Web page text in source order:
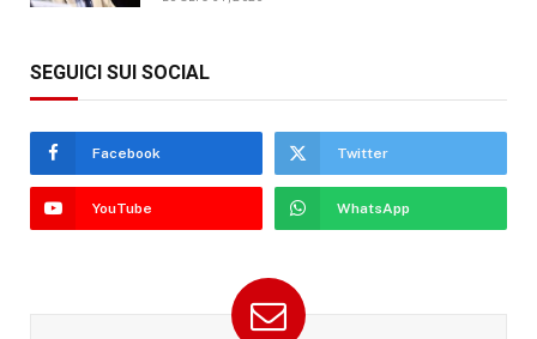
SEGUICI SUI SOCIAL
Facebook Twitter
YouTube WhatsApp